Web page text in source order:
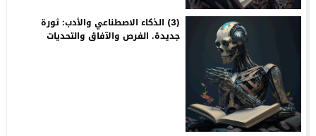
(3) الذكاء الاصطناعي والأدب: ثورة
جديدة. الفرص والآفاق والتحديات